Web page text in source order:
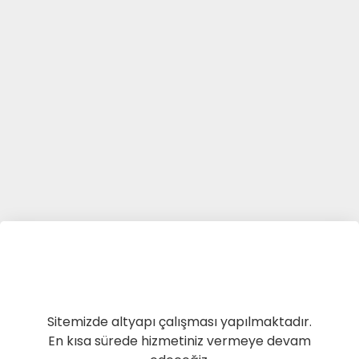
Sitemizde altyapı çalışması yapılmaktadır.
En kısa sürede hizmetiniz vermeye devam